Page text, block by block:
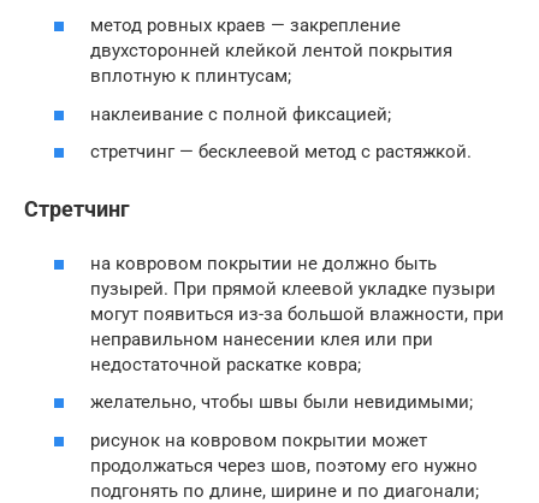
метод ровных краев — закрепление
двухсторонней клейкой лентой покрытия
вплотную к плинтусам;
наклеивание с полной фиксацией;
стретчинг — бесклеевой метод с растяжкой.
Стретчинг
на ковровом покрытии не должно быть
пузырей. При прямой клеевой укладке пузыри
могут появиться из-за большой влажности, при
неправильном нанесении клея или при
недостаточной раскатке ковра;
желательно, чтобы швы были невидимыми;
рисунок на ковровом покрытии может
продолжаться через шов, поэтому его нужно
подгонять по длине, ширине и по диагонали;